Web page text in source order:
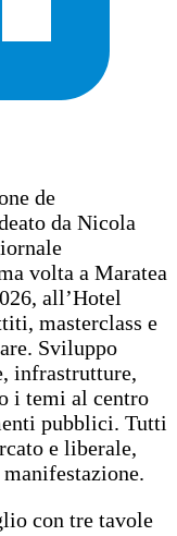
de
da Nicola
volta a Maratea
all’Hotel
masterclass e
Sviluppo
infrastrutture,
i temi al centro
pubblici. Tutti
e liberale,
con tre tavole